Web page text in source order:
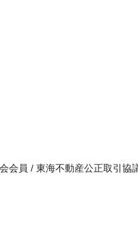
会員 / 東海不動産公正取引協